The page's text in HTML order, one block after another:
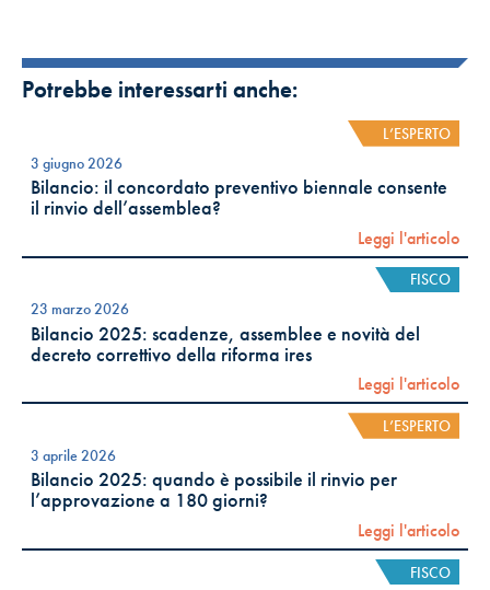
Potrebbe interessarti anche:
L’ESPERTO
3 giugno 2026
Bilancio: il concordato preventivo biennale consente
il rinvio dell’assemblea?
Leggi l'articolo
FISCO
23 marzo 2026
Bilancio 2025: scadenze, assemblee e novità del
decreto correttivo della riforma ires
Leggi l'articolo
L’ESPERTO
3 aprile 2026
Bilancio 2025: quando è possibile il rinvio per
l’approvazione a 180 giorni?
Leggi l'articolo
FISCO